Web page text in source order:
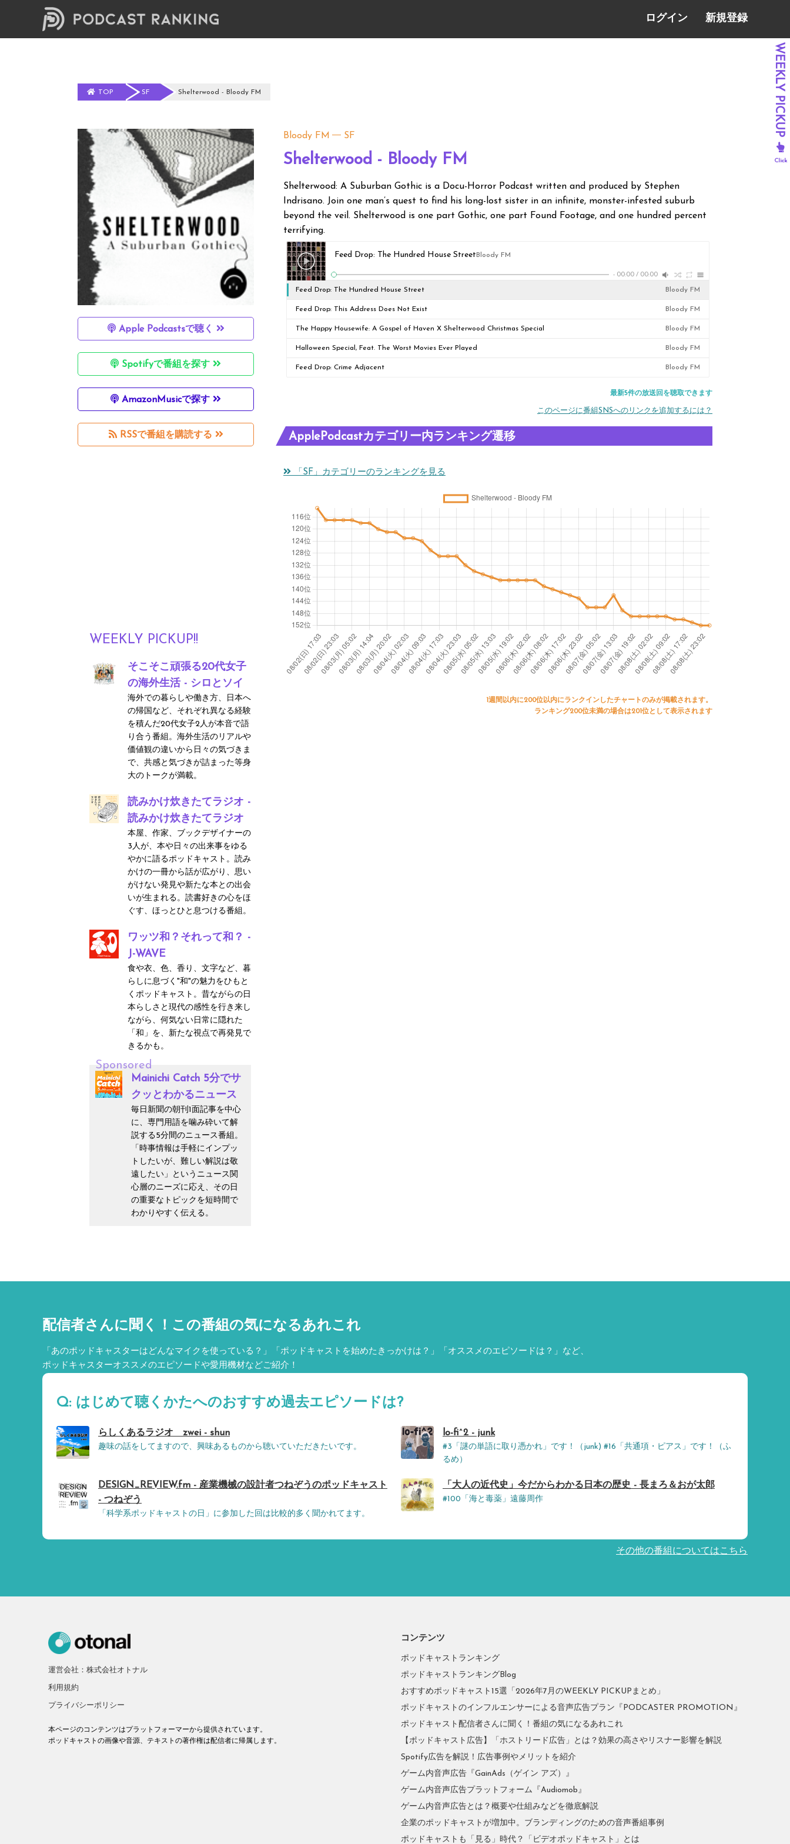
ログイン 新規登録
TOP SF Shelterwood - Bloody FM
Apple Podcastsで聴く
Spotifyで番組を探す
AmazonMusicで探す
RSSで番組を購読する
WEEKLY PICKUP!!
そこそこ頑張る20代女子
の海外生活 - シロとソイ
海外での暮らしや働き方、日本へ
の帰国など、それぞれ異なる経験
を積んだ20代女子2人が本音で語
り合う番組。海外生活のリアルや
価値観の違いから日々の気づきま
で、共感と気づきが詰まった等身
大のトークが満載。
読みかけ炊きたてラジオ -
読みかけ炊きたてラジオ
本屋、作家、ブックデザイナーの
3人が、本や日々の出来事をゆる
やかに語るポッドキャスト。読み
かけの一冊から話が広がり、思い
がけない発見や新たな本との出会
いが生まれる。読書好きの心をほ
ぐす、ほっとひと息つける番組。
ワッツ和？それって和？ -
J-WAVE
食や衣、色、香り、文字など、暮
らしに息づく"和"の魅力をひもと
くポッドキャスト。昔ながらの日
本らしさと現代の感性を行き来し
ながら、何気ない日常に隠れた
「和」を、新たな視点で再発見で
きるかも。
Sponsored
Mainichi Catch 5分でサ
クッとわかるニュース
毎日新聞の朝刊1面記事を中心
に、専門用語を噛み砕いて解
説する5分間のニュース番組。
「時事情報は手軽にインプッ
トしたいが、難しい解説は敬
遠したい」というニュース関
心層のニーズに応え、その日
の重要なトピックを短時間で
わかりやすく伝える。
Bloody FM SF
Shelterwood - Bloody FM
Shelterwood: A Suburban Gothic is a Docu-Horror Podcast written and produced by Stephen
Indrisano. Join one man’s quest to find his long-lost sister in an infinite, monster-infested suburb
beyond the veil. Shelterwood is one part Gothic, one part Found Footage, and one hundred percent
terrifying.
Feed Drop: The Hundred House Street Bloody FM
- 00:00 / 00:00
Feed Drop: The Hundred House Street Bloody FM
Feed Drop: This Address Does Not Exist Bloody FM
The Happy Housewife: A Gospel of Haven X Shelterwood Christmas Special Bloody FM
Halloween Special, Feat. The Worst Movies Ever Played Bloody FM
Feed Drop: Crime Adjacent Bloody FM
最新5件の放送回を聴取できます
このページに番組SNSへのリンクを追加するには？
ApplePodcastカテゴリー内ランキング遷移
「SF」カテゴリーのランキングを見る
1週間以内に200位以内にランクインしたチャートのみが掲載されます。
ランキング200位未満の場合は201位として表示されます
配信者さんに聞く！ この番組の気になるあれこれ
「あのポッドキャスターはどんなマイクを使っている？」「ポッドキャストを始めたきっかけは？」「オススメのエピソードは？」など、
ポッドキャスターオススメのエピソードや愛用機材などご紹介！
Q: はじめて聴くかたへのおすすめ過去エピソードは?
らしくあるラジオ zwei - shun
趣味の話をしてますので、興味あるものから聴いていただきたいです。
lo-fi^2 - junk
#3「謎の単語に取り憑かれ」です！（junk) #16「共通項・ピアス」です！（ふ
るめ）
DESIGN_REVIEW.fm - 産業機械の設計者つねぞうのポッドキャスト
- つねぞう
「科学系ポッドキャストの日」に参加した回は比較的多く聞かれてます。
「大人の近代史」今だからわかる日本の歴史 - 長まろ＆おが太郎
#100「海と毒薬」遠藤周作
その他の番組についてはこちら
運営会社：株式会社オトナル
利用規約
プライバシーポリシー
本ページのコンテンツはプラットフォーマーから提供されています。
ポッドキャストの画像や音源、テキストの著作権は配信者に帰属します。
コンテンツ
ポッドキャストランキング
ポッドキャストランキングBlog
おすすめポッドキャスト15選「2026年7月のWEEKLY PICKUPまとめ」
ポッドキャストのインフルエンサーによる音声広告プラン『PODCASTER PROMOTION』
ポッドキャスト配信者さんに聞く！番組の気になるあれこれ
【ポッドキャスト広告】「ホストリード広告」とは？効果の高さやリスナー影響を解説
Spotify広告を解説！広告事例やメリットを紹介
ゲーム内音声広告『GainAds（ゲイン アズ）』
ゲーム内音声広告プラットフォーム『Audiomob』
ゲーム内音声広告とは？概要や仕組みなどを徹底解説
企業のポッドキャストが増加中。ブランディングのための音声番組事例
ポッドキャストも「見る」時代？「ビデオポッドキャスト」とは